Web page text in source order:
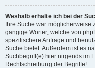
Weshalb erhalte ich bei der
Ihre Suche war
gängige Wörter, welche von
spezifischere Anfrage und
Suche bietet. Außerdem ist es
Suchbegriff(e) hier nirgends im
Rechtschreibung der Begriffe!